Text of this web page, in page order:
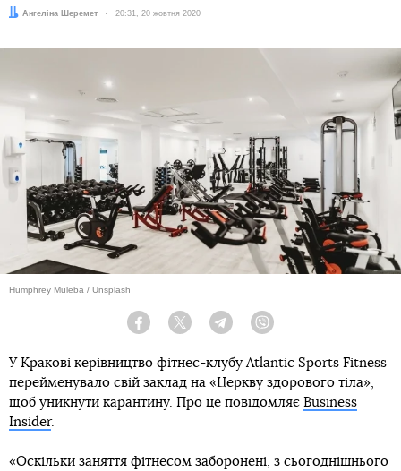
Автор:
Ангеліна Шеремет Дата:
20:31, 20 жовтня 2020
Humphrey Muleba / Unsplash
Facebook Twitter Telegram
У Кракові керівництво фітнес-клубу Atlantic Sports Fitness
перейменувало свій заклад на «Церкву здорового тіла»,
щоб уникнути карантину. Про це повідомляє Business
Insider.
«Оскільки заняття фітнесом заборонені, з сьогоднішнього